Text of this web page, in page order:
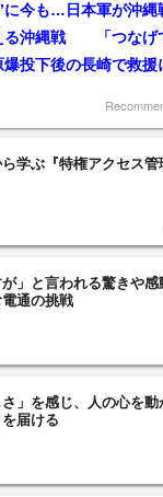
に今も…日本軍が沖縄
興...る沖縄戦 「つなげ
爆投下後の長崎で救
学ぶ『特権アクセス管
が」と言われる驚きや
通の挑戦
さ」を感じ、人の心を
届ける